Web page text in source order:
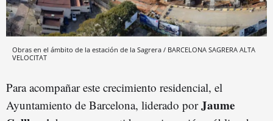
Obras en el ámbito de la estación de la Sagrera / BARCELONA SAGRERA ALTA
VELOCITAT
Para acompañar este crecimiento residencial, el
Ayuntamiento de Barcelona, liderado porJaume